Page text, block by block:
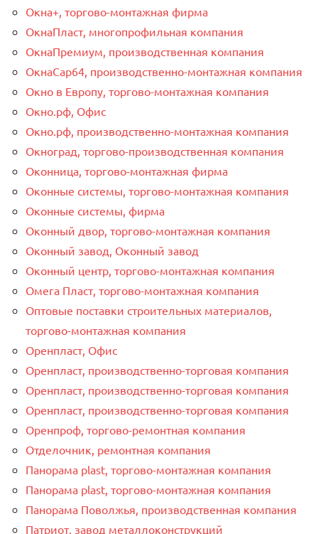
Окна+, торгово-монтажная фирма
ОкнаПласт, многопрофильная компания
ОкнаПремиум, производственная компания
ОкнаСар64, производственно-монтажная компания
Окно в Европу, торгово-монтажная компания
Окно.рф, Офис
Окно.рф, производственно-монтажная компания
Окноград, торгово-производственная компания
Оконница, торгово-монтажная фирма
Оконные системы, торгово-монтажная компания
Оконные системы, фирма
Оконный двор, торгово-монтажная компания
Оконный завод, Оконный завод
Оконный центр, торгово-монтажная компания
Омега Пласт, торгово-монтажная компания
Оптовые поставки строительных материалов,
торгово-монтажная компания
Оренпласт, Офис
Оренпласт, производственно-торговая компания
Оренпласт, производственно-торговая компания
Оренпласт, производственно-торговая компания
Оренпроф, торгово-ремонтная компания
Отделочник, ремонтная компания
Панорама plast, торгово-монтажная компания
Панорама plast, торгово-монтажная компания
Панорама Поволжья, производственная компания
Патриот, завод металлоконструкций